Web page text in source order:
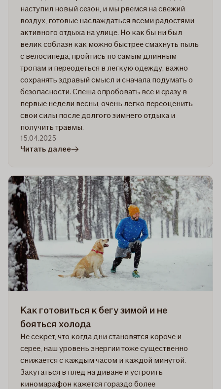
наступил новый сезон, и мы рвемся на свежий
воздух, готовые наслаждаться всеми радостями
активного отдыха на улице. Но как бы ни был
велик соблазн как можно быстрее смахнуть пыль
с велосипеда, пройтись по самым длинным
тропам и переодеться в легкую одежду, важно
сохранять здравый смысл и сначала подумать о
безопасности. Спеша опробовать все и сразу в
первые недели весны, очень легко переоценить
свои силы после долгого зимнего отдыха и
получить травмы.
15.04.2025
Читать далеев
советов:
Безопасный
отдых
на
воздухе
весной
Как готовиться к бегу зимой и не
бояться холода
Не секрет, что когда дни становятся короче и
серее, наш уровень энергии тоже существенно
снижается с каждым часом и каждой минутой.
Закутаться в плед на диване и устроить
киномарафон кажется гораздо более